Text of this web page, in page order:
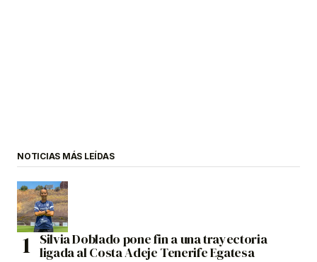
NOTICIAS MÁS LEÍDAS
Silvia Doblado pone fin a una trayectoria
ligada al Costa Adeje Tenerife Egatesa